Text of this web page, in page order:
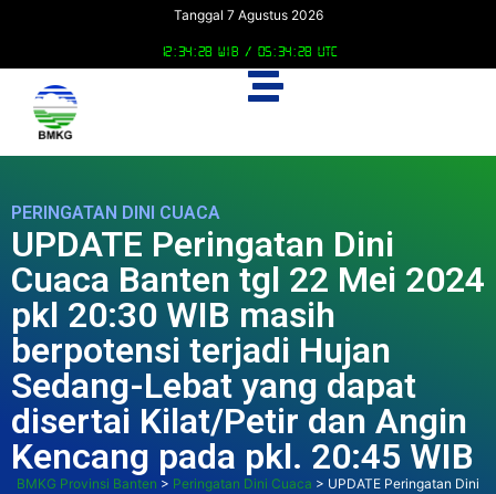
Tanggal 7 Agustus 2026
12:34:29 WIB / 05:34:29 UTC
PERINGATAN DINI CUACA
UPDATE Peringatan Dini
Cuaca Banten tgl 22 Mei 2024
pkl 20:30 WIB masih
berpotensi terjadi Hujan
Sedang-Lebat yang dapat
disertai Kilat/Petir dan Angin
Kencang pada pkl. 20:45 WIB
BMKG Provinsi Banten > Peringatan Dini Cuaca > UPDATE Peringatan Dini